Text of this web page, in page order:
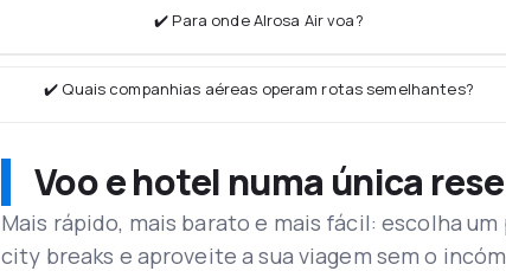
✔️ Para onde Alrosa Air voa?
✔️ Quais companhias aéreas operam rotas semelhantes?
Voo e hotel numa única
Mais rápido, mais barato e mais fácil: escolha
city breaks e aproveite a sua viagem sem o